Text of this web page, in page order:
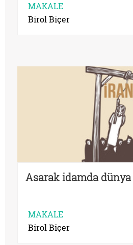
MAKALE
Birol Biçer
Asarak idamda
MAKALE
Birol Biçer